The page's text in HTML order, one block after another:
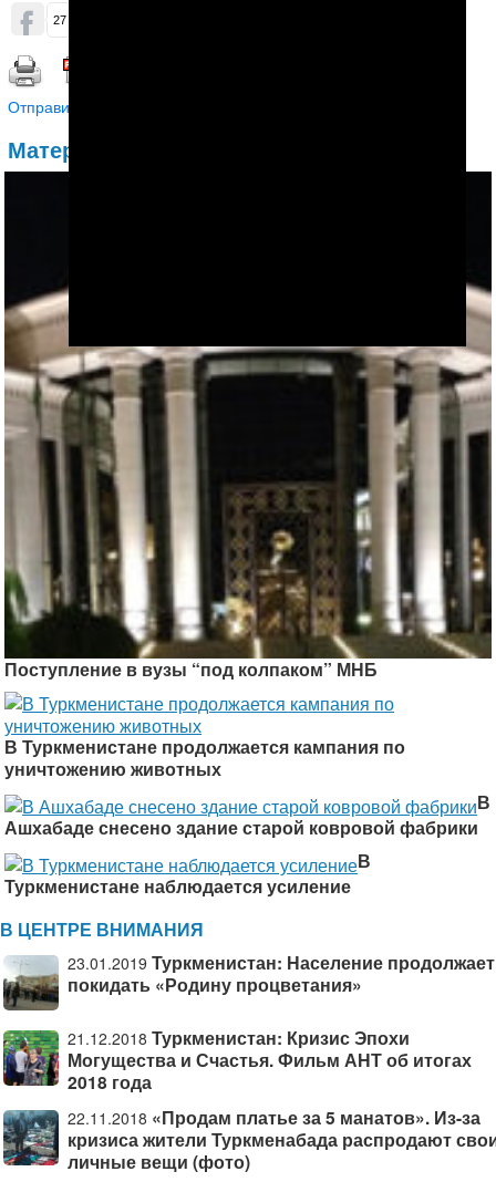
27
Отправить другу
Материалы по теме:
Поступление в вузы “под колпаком” МНБ
В Туркменистане продолжается кампания по
уничтожению животных
В
Ашхабаде снесено здание старой ковровой фабрики
В
Туркменистане наблюдается усиление
В ЦЕНТРЕ ВНИМАНИЯ
23.01.2019 Туркменистан: Население продолжает
покидать «Родину процветания»
21.12.2018 Туркменистан: Кризис Эпохи
Могущества и Счастья. Фильм АНТ об итогах
2018 года
22.11.2018 «Продам платье за 5 манатов». Из-за
кризиса жители Туркменабада распродают
личные вещи (фото)